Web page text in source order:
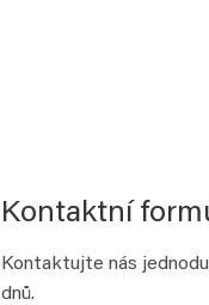
Kontaktní
Kontaktujte nás
dnů.